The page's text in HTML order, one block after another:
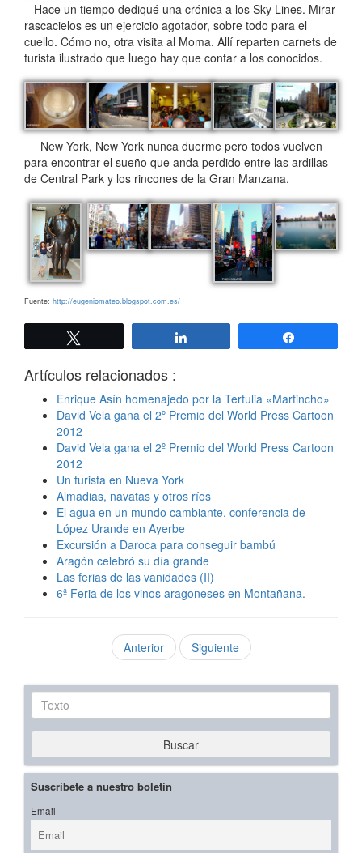
Hace un tiempo dediqué una crónica a los Sky Lines. Mirar
rascacielos es un ejercicio agotador, sobre todo para el
cuello. Cómo no, otra visita al Moma. Allí reparten carnets de
turista ilustrado que luego hay que contar a los conocidos.
New York, New York nunca duerme pero todos vuelven
para encontrar el sueño que anda perdido entre las ardillas
de Central Park y los rincones de la Gran Manzana.
Fuente: http://eugeniomateo.blogspot.com.es/
Artículos relacionados :
Enrique Asín homenajedo por la Tertulia «Martincho»
David Vela gana el 2º Premio del World Press Cartoon
2012
David Vela gana el 2º Premio del World Press Cartoon
2012
Un turista en Nueva York
Almadias, navatas y otros ríos
El agua en un mundo cambiante, conferencia de
López Urande en Ayerbe
Excursión a Daroca para conseguir bambú
Aragón celebró su día grande
Las ferias de las vanidades (II)
6ª Feria de los vinos aragoneses en Montañana.
Anterior Siguiente
Texto
Buscar
Suscríbete a nuestro boletín
Email